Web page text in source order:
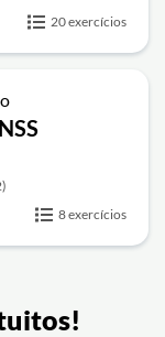
20 exercícios
8 exercícios